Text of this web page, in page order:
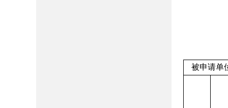
被申请单